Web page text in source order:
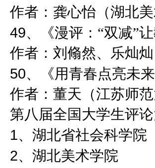
作者：龚心怡（湖北
49、《漫评：“双减”
作者：刘翛然、乐灿
50、《用青春点亮未
作者：董天（江苏师范
第八届全国大学生评
1、湖北省社会科学院
2、湖北美术学院